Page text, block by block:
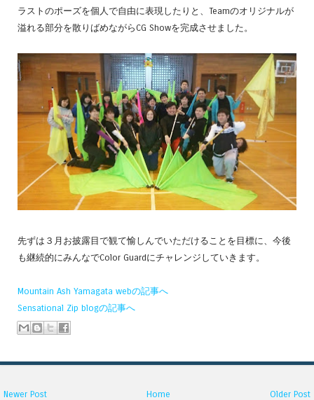
ラストのポーズを個人で自由に表現したりと、Teamのオリジナルが
溢れる部分を散りばめながらCG Showを完成させました。
先ずは３月お披露目で観て愉しんでいただけることを目標に、今後
も継続的にみんなでColor Guardにチャレンジしていきます。
Mountain Ash Yamagata webの記事へ
Sensational Zip blogの記事へ
Newer Post Older Post
Home